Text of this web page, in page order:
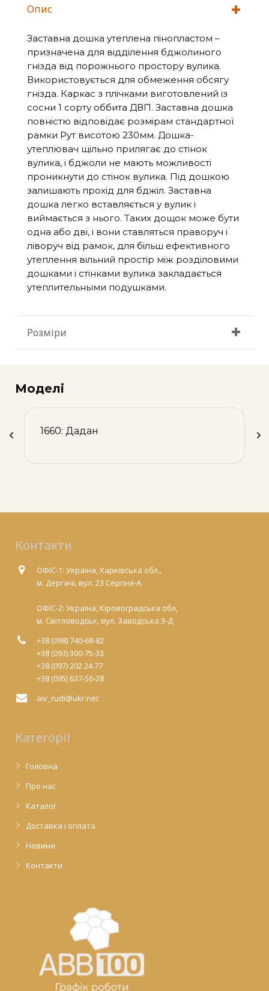
Опис
Заставна дошка утеплена пінопластом –
призначена для відділення бджолиного
гнізда від порожнього простору вулика.
Використовується для обмеження обсягу
гнізда. Каркас з плічками виготовлений із
сосни 1 сорту оббита ДВП. Заставна дошка
повністю відповідає розмірам стандартної
рамки Рут висотою 230мм. Дошка-
утеплювач щільно прилягає до стінок
вулика, і бджоли не мають можливості
проникнути до стінок вулика. Під дошкою
залишають прохід для бджіл. Заставна
дошка легко вставляється у вулик і
виймається з нього. Таких дощок може бути
одна або дві, і вони ставляться праворуч і
ліворуч від рамок, для більш ефективного
утеплення вільний простір між розділовими
дошками і стінками вулика закладається
утеплительными подушками.
Розміри
Моделі
1660: Дадан
Контакти
ОФІС-1: Україна, Харківська обл.,
м. Дергачі, вул. 23 Серпня-А
ОФІС-2: Україна, Кіровоградська обл,
м. Світловодськ, вул. Заводська 3-Д
+38 (098) 740-68-82
+38 (093) 300-75-33
+38 (097) 202 24 77
+38 (095) 637-56-28
aiv_rudi@ukr.net
Категорії
Головна
Про нас
Каталог
Доставка і оплата
Новини
Контакти